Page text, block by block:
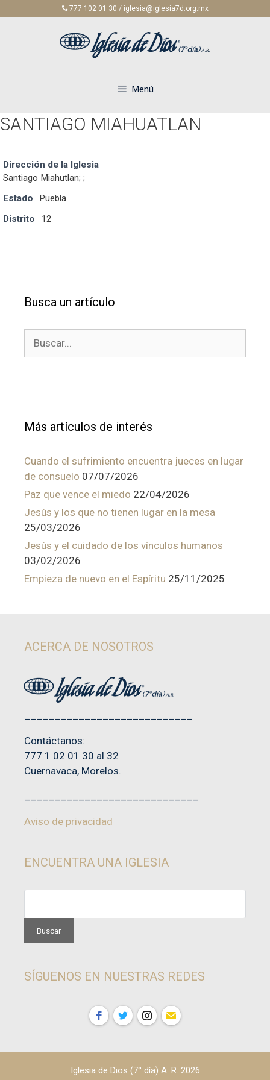
777 102 01 30 / iglesia@iglesia7d.org.mx
Menú
SANTIAGO MIAHUATLAN
Dirección de la Iglesia
Santiago Miahutlan; ;
Estado
Puebla
Distrito
12
Busca un artículo
Más artículos de interés
Cuando el sufrimiento encuentra jueces en lugar
de consuelo 07/07/2026
Paz que vence el miedo 22/04/2026
Jesús y los que no tienen lugar en la mesa
25/03/2026
Jesús y el cuidado de los vínculos humanos
03/02/2026
Empieza de nuevo en el Espíritu 25/11/2025
ACERCA DE NOSOTROS
Contáctanos:
777 1 02 01 30 al 32
Cuernavaca, Morelos.
Aviso de privacidad
ENCUENTRA UNA IGLESIA
SÍGUENOS EN NUESTRAS REDES
Iglesia de Dios (7° día) A. R. 2026